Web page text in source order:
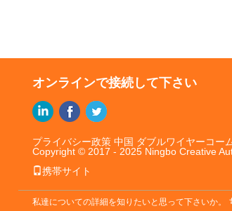
オンラインで接続して下さい
プライバシー政策 中国 ダブルワイヤーコー
Copyright © 2017 - 2025 Ningbo Creative
携帯サイト
私達についての詳細を知りたいと思って下さいか。